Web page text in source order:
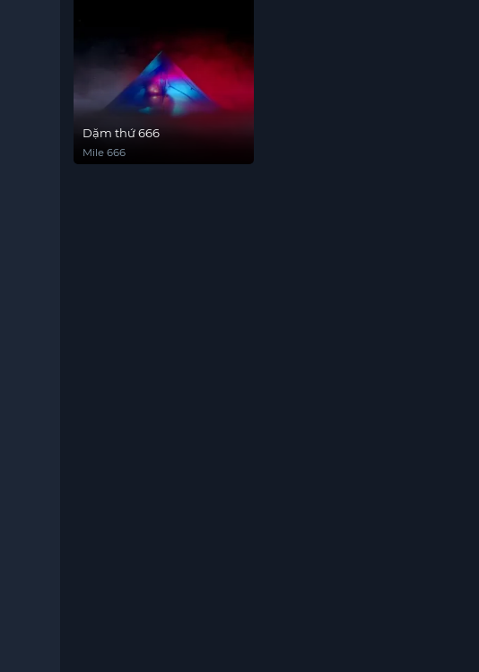
Dặm thứ 666
Mile 666